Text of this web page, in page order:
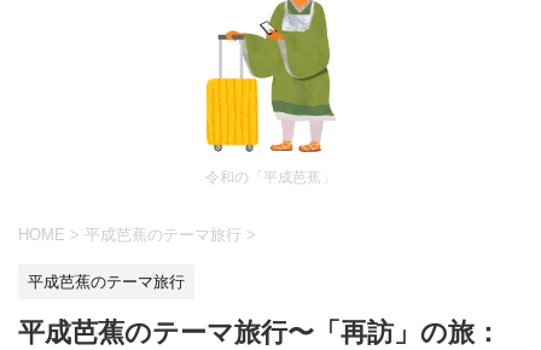
令和の「平成芭蕉」
HOME > 平成芭蕉のテーマ旅行 >
平成芭蕉のテーマ旅行
平成芭蕉のテーマ旅行〜「再訪」の旅：